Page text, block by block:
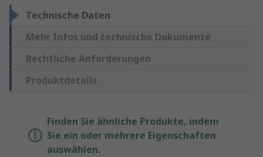
Technische Daten
Mehr Infos und technische Dokumente
Rechtliche Anforderungen
Produktdetails
Finden Sie ähnliche Produkte, indem
Sie ein oder mehrere Eigenschaften
auswählen.